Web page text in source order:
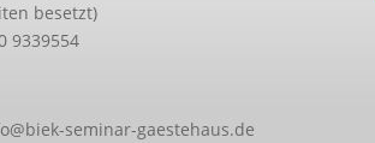
besetzt)
9339554
seminar-gaestehaus.de